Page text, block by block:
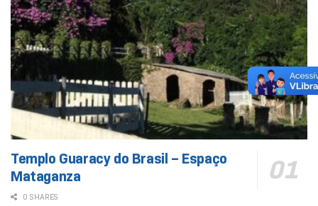
Templo Guaracy do Brasil – Espaço
Mataganza
0 SHARES